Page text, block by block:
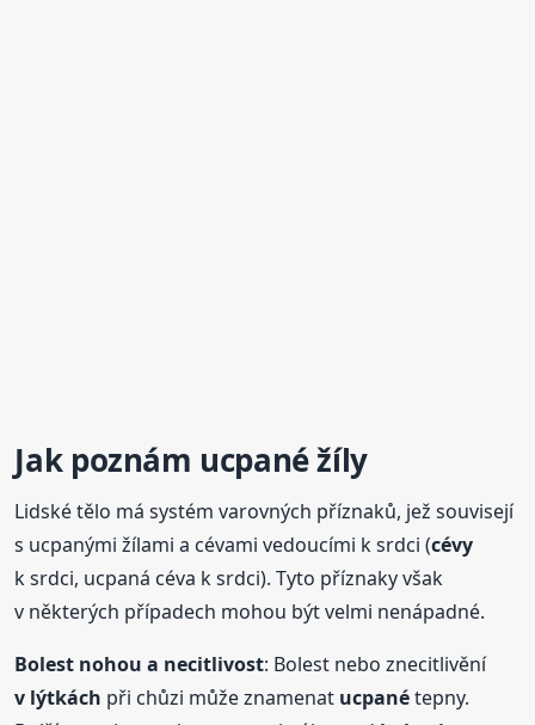
Jak poznám ucpanéžíly
Lidské tělo má systém varovných příznaků, jež souvisejí
s ucpanými žílami a cévami vedoucími k srdci (cévy
k srdci, ucpaná céva k srdci). Tyto příznaky však
v některých případech mohou být velmi nenápadné.
Bolest nohou a necitlivost: Bolest nebo znecitlivění
v lýtkách při chůzi může znamenat ucpanétepny.